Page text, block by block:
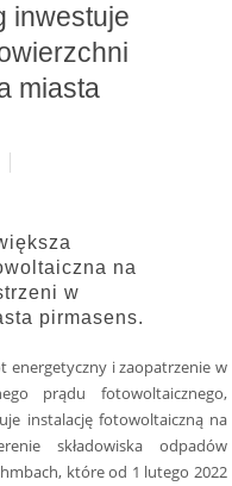
inwestuje
miasta
na
w
pirmasens.
energetyczny i zaopatrzenie w
prądu fotowoltaicznego,
instalację fotowoltaiczną na
składowiska odpadów
które od 1 lutego 2022